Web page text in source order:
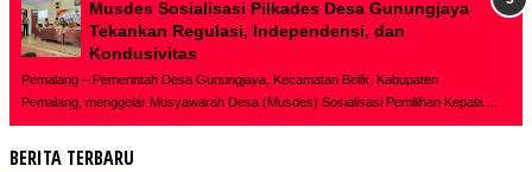
Musdes Sosialisasi Pilkades Desa Gunungjaya
Tekankan Regulasi, Independensi, dan
Kondusivitas
Pemalang – Pemerintah Desa Gunungjaya, Kecamatan Belik, Kabupaten
Pemalang, menggelar Musyawarah Desa (Musdes) Sosialisasi Pemilihan Kepala ...
BERITA TERBARU